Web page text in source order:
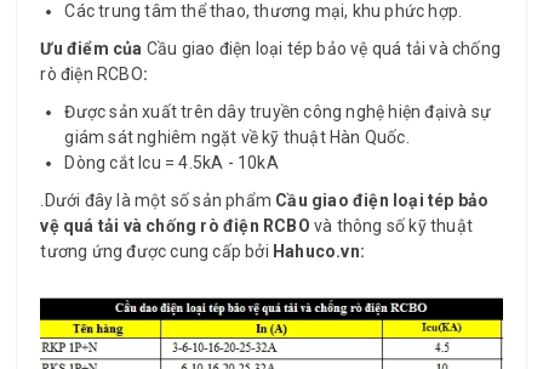
Các trung tâm thể thao, thương mại, khu phức hợp.
Ưu điểm của Cầu giao điện loại tép bảo vệ quá tải và chống
rò điện RCBO:
Được sản xuất trên dây truyền công nghệ hiện đạivà sự
giám sát nghiêm ngặt về kỹ thuật Hàn Quốc.
Dòng cắt Icu = 4.5kA - 10kA
.Dưới đây là một số sản phẩm Cầu giao điện loại tép bảo
vệ quá tải và chống rò điện RCBOvà thông số kỹ thuật
tương ứng được cung cấp bởi Hahuco.vn: